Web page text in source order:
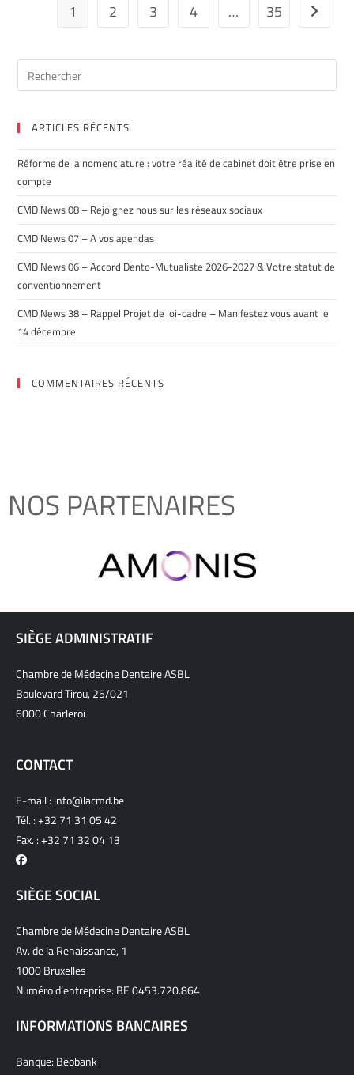
1 2 3 4 … 35
ARTICLES RÉCENTS
Réforme de la nomenclature : votre réalité de cabinet doit être prise en
compte
CMD News 08 – Rejoignez nous sur les réseaux sociaux
CMD News 07 – A vos agendas
CMD News 06 – Accord Dento-Mutualiste 2026-2027 & Votre statut de
conventionnement
CMD News 38 – Rappel Projet de loi-cadre – Manifestez vous avant le
14 décembre
COMMENTAIRES RÉCENTS
NOS PARTENAIRES
SIÈGE ADMINISTRATIF
Chambre de Médecine Dentaire ASBL
Boulevard Tirou, 25/021
6000 Charleroi
CONTACT
E-mail : info@lacmd.be
Tél. :+32 71 31 05 42
Fax. : +32 71 32 04 13
SIÈGE SOCIAL
Chambre de Médecine Dentaire ASBL
Av. de la Renaissance, 1
1000 Bruxelles
Numéro d’entreprise: BE 0453.720.864
INFORMATIONS BANCAIRES
Banque: Beobank